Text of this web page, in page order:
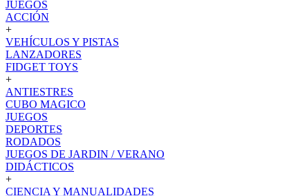
JUEGOS
ACCIÓN
+
VEHÍCULOS Y PISTAS
LANZADORES
FIDGET TOYS
+
ANTIESTRES
CUBO MAGICO
JUEGOS
DEPORTES
RODADOS
JUEGOS DE JARDIN / VERANO
DIDÁCTICOS
+
CIENCIA Y MANUALIDADES